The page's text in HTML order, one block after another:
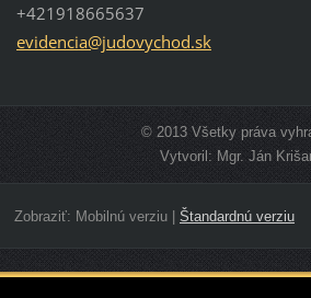
+421918665637
evidencia@judovychod.sk
© 2013 Všetky práva
Vytvoril: Mgr. Ján
Zobraziť: Mobilnú verziu| Štandardnú verziu